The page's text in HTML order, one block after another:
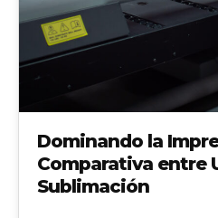
Dominando la
Comparativa entre
Sublimación